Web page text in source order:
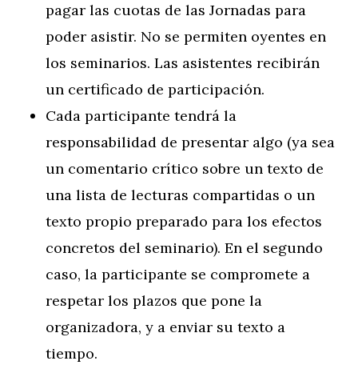
pagar las cuotas de las Jornadas para
poder asistir. No se permiten oyentes en
los seminarios. Las asistentes recibirán
un certificado de participación.
Cada participante tendrá la
responsabilidad de presentar algo (ya sea
un comentario crítico sobre un texto de
una lista de lecturas compartidas o un
texto propio preparado para los efectos
concretos del seminario). En el segundo
caso, la participante se compromete a
respetar los plazos que pone la
organizadora, y a enviar su texto a
tiempo.